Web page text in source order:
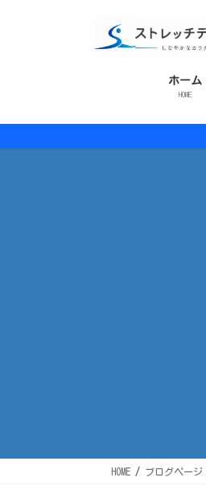
移
ン
ホーム
HOME
HOME ブログページ